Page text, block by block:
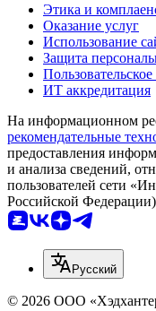
Этика и
Оказание услуг
Использование
Защита
ИТ аккредитация
На информационном
рекомендательные
предоставления
и анализа сведений,
пользователей сети
Российской Федерации)
Русский
© 2026 ООО